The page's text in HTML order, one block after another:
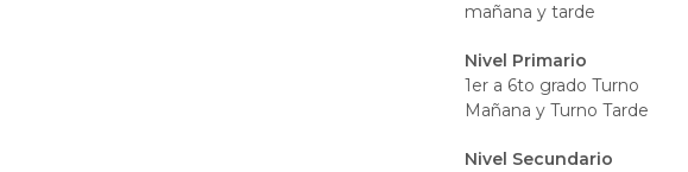
mañana y tarde
Nivel Primario
1er a 6to grado Turno
Mañana y Turno Tarde
Nivel Secundario